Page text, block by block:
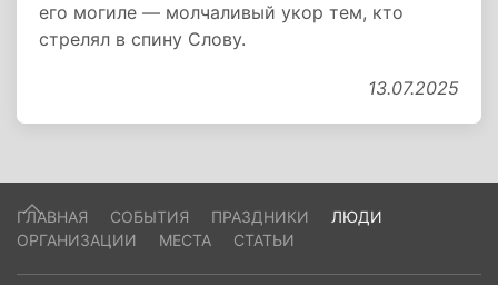
его могиле — молчаливый укор тем, кто
стрелял в спину Слову.
13.07.2025
ГЛАВНАЯ СОБЫТИЯ ПРАЗДНИКИ
ЛЮДИ
ОРГАНИЗАЦИИ
МЕСТА СТАТЬИ